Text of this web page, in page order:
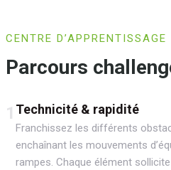
CENTRE D’APPRENTISSAGE
Parcours
1 Technicité & rapidité
Franchissez les différents
enchaînant les mouvements
rampes. Chaque élément